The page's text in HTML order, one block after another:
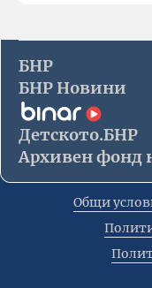
БНР
БНР Новини
Детското.БНР
Архивен фонд
Общи